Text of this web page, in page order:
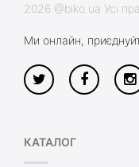
2026 @biko.ua Усі
Ми онлайн,
КАТАЛОГ